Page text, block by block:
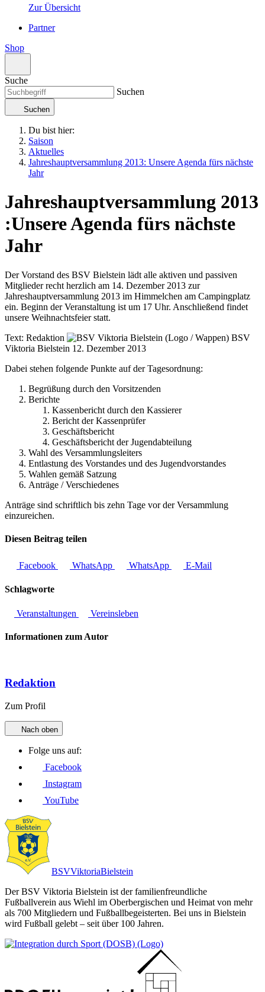
Zur Übersicht
Partner
Shop
Suche
Suchen
Suchen
Du bist hier:
Saison
Aktuelles
Jahreshauptversammlung 2013: Unsere Agenda fürs nächste
Jahr
Jahreshauptversammlung 2013
:Unsere Agenda fürs nächste
Jahr
Der Vorstand des BSV Bielstein lädt alle aktiven und passiven
Mitglieder recht herzlich am 14. Dezember 2013 zur
Jahreshauptversammlung 2013 im Himmelchen am Campingplatz
ein. Beginn der Veranstaltung ist um 17 Uhr. Anschließend findet
unsere Weihnachtsfeier statt.
Text: Redaktion
BSV
Viktoria Bielstein 12. Dezember 2013
Dabei stehen folgende Punkte auf der Tagesordnung:
Begrüßung durch den Vorsitzenden
Berichte
Kassenbericht durch den Kassierer
Bericht der Kassenprüfer
Geschäftsbericht
Geschäftsbericht der Jugendabteilung
Wahl des Versammlungsleiters
Entlastung des Vorstandes und des Jugendvorstandes
Wahlen gemäß Satzung
Anträge / Verschiedenes
Anträge sind schriftlich bis zehn Tage vor der Versammlung
einzureichen.
Diesen Beitrag teilen
Facebook WhatsApp WhatsApp E-Mail
Schlagworte
Veranstaltungen Vereinsleben
Informationen zum Autor
Redaktion
Zum Profil
Nach oben
Folge uns auf:
Facebook
Instagram
YouTube
BSVViktoriaBielstein
Der BSV Viktoria Bielstein ist der familienfreundliche
Fußballverein aus Wiehl im Oberbergischen und Heimat von mehr
als 700 Mitgliedern und Fußballbegeisterten. Bei uns in Bielstein
wird Fußball gelebt – seit über 100 Jahren.